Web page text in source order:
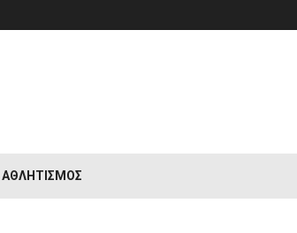
ΑΘΛΗΤΙΣΜΌΣ